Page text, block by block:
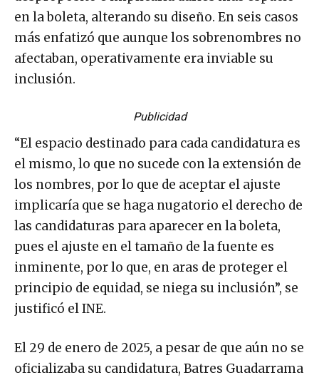
en la boleta, alterando su diseño. En seis casos
más enfatizó que aunque los sobrenombres no
afectaban, operativamente era inviable su
inclusión.
Publicidad
“El espacio destinado para cada candidatura es
el mismo, lo que no sucede con la extensión de
los nombres, por lo que de aceptar el ajuste
implicaría que se haga nugatorio el derecho de
las candidaturas para aparecer en la boleta,
pues el ajuste en el tamaño de la fuente es
inminente, por lo que, en aras de proteger el
principio de equidad, se niega su inclusión”, se
justificó el INE.
El 29 de enero de 2025, a pesar de que aún no se
oficializaba su candidatura, Batres Guadarrama